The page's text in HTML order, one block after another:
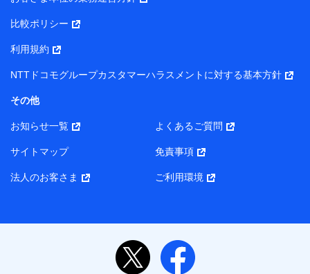
り）
株式会社NTTドコモ・フィナンシャルグループ 代表取締役
社長 廣井 孝史
東京都中央区日本橋人形町2-14-10 アーバンネット日本橋
株式会社ドコモ・インシュアランス 代表取締役社長 吉
村 忠義
また当社は、オンライン面談による保険のご相談にあたっ
氏名、生年月日、住所、メールアドレス、電話番号、個
比較ポリシー
利用規約
NTTドコモグループカスタマーハラスメントに対する基本方針
その他
お知らせ一覧 よくあるご質問
サイトマップ 免責事項
法人のお客さま ご利用環境